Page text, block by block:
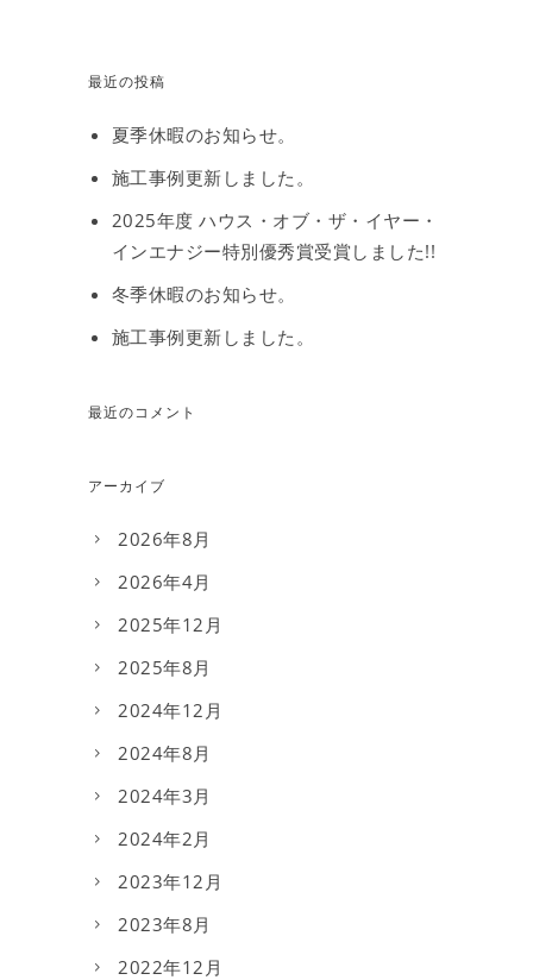
最近の投稿
夏季休暇のお知らせ。
施工事例更新しました。
2025年度 ハウス・オブ・ザ・イヤー・
インエナジー特別優秀賞受賞しました!!
冬季休暇のお知らせ。
施工事例更新しました。
最近のコメント
アーカイブ
2026年8月
2026年4月
2025年12月
2025年8月
2024年12月
2024年8月
2024年3月
2024年2月
2023年12月
2023年8月
2022年12月